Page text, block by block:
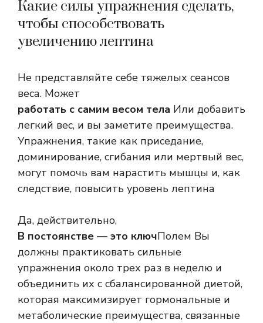
Какие силы упражнения сделать,
чтобы способствовать
увеличению лептина
Не представляйте себе тяжелых сеансов
веса. Может
работать с самим весом тела Или добавить
легкий вес, и вы заметите преимущества.
Упражнения, такие как приседание,
доминирование, сгибания или мертвый вес,
могут помочь вам нарастить мышцы и, как
следствие, повысить уровень лептина
Да, действительно,
В постоянстве — это ключПолем Вы
должны практиковать сильные
упражнения около трех раз в неделю и
объединить их с сбалансированной диетой,
которая максимизирует гормональные и
метаболические преимущества, связанные